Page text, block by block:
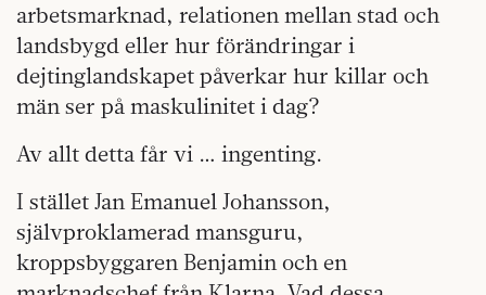
arbetsmarknad, relationen mellan stad och
landsbygd eller hur förändringar i
dejtinglandskapet påverkar hur killar och
män ser på maskulinitet i dag?
Av allt detta får vi … ingenting.
I stället Jan Emanuel Johansson,
självproklamerad mansguru,
kroppsbyggaren Benjamin och en